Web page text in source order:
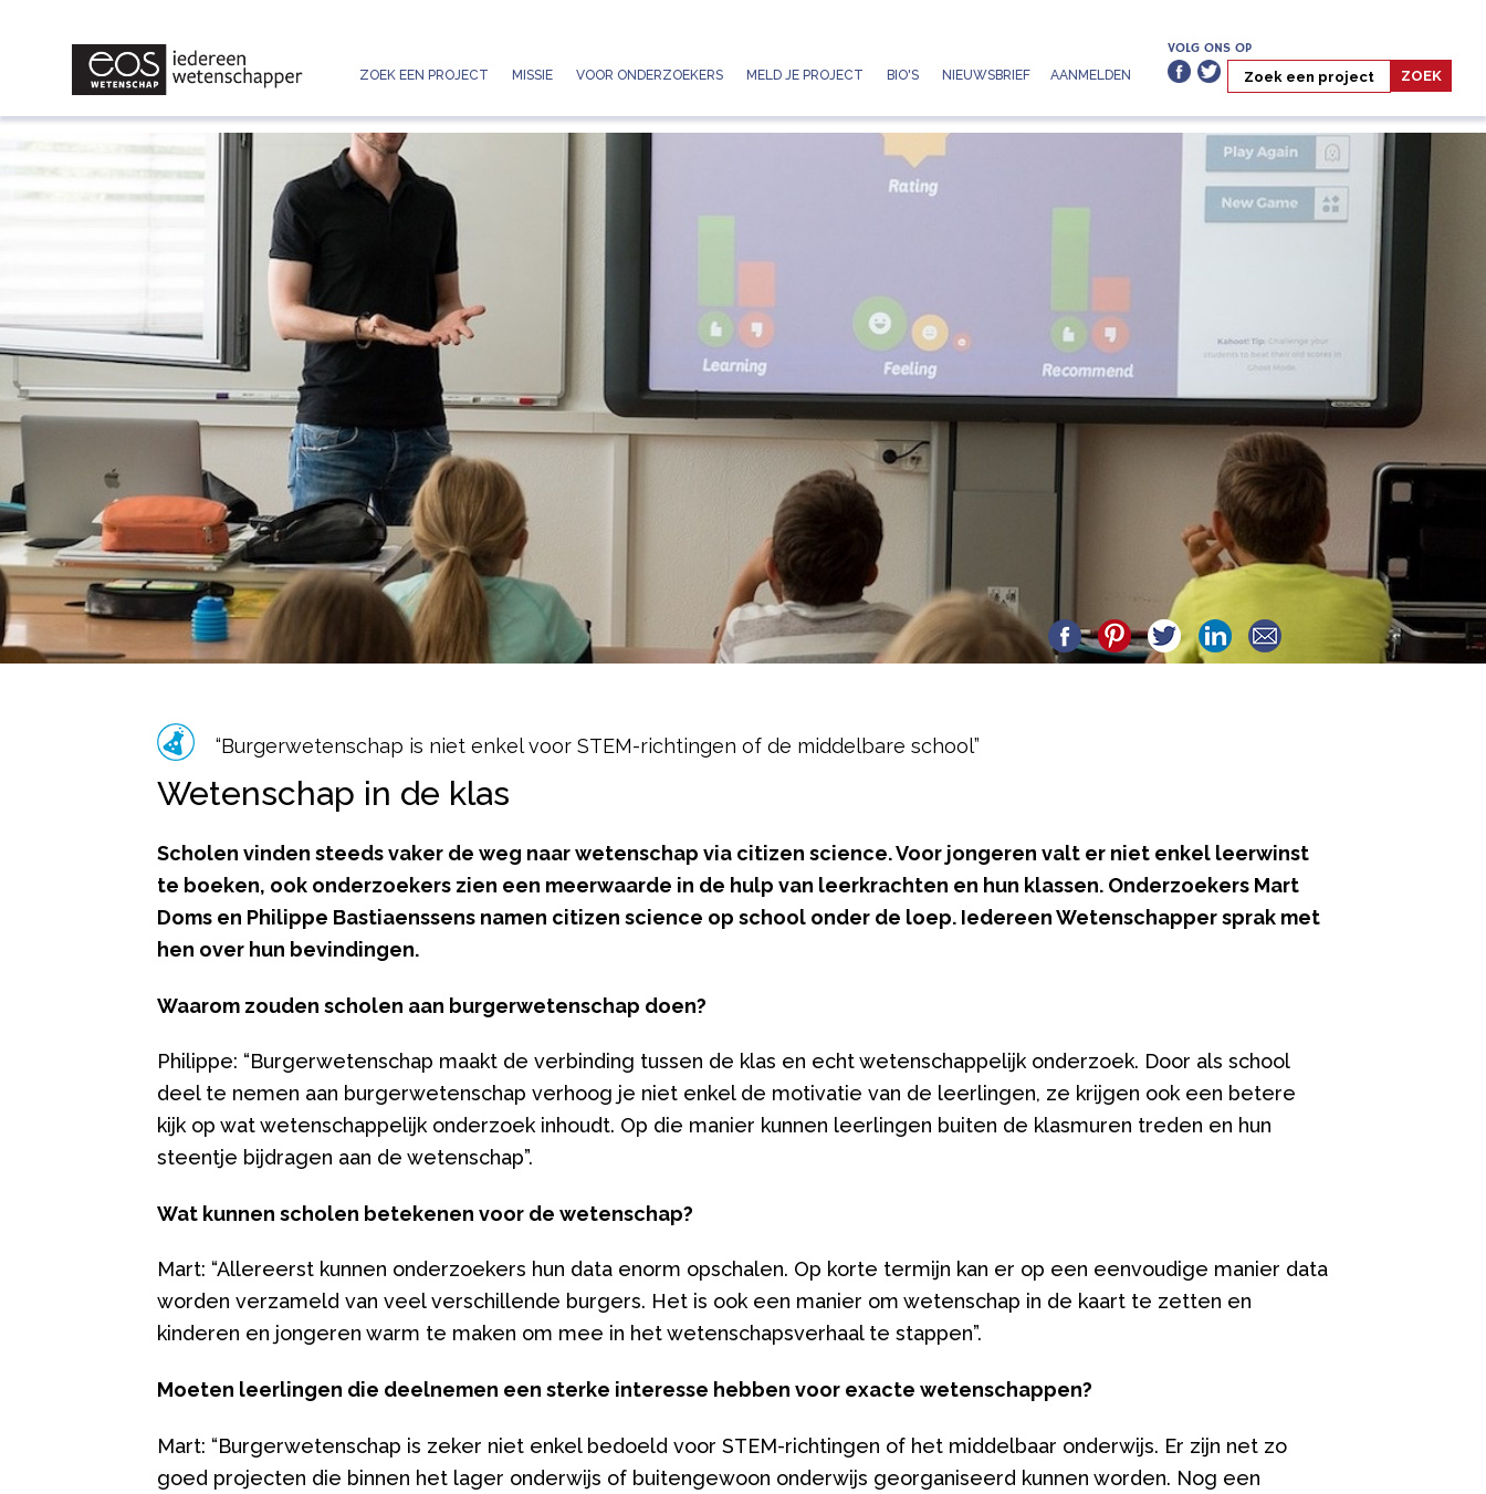
ZOEK EEN PROJECT MISSIE VOOR ONDERZOEKERS MELD JE PROJECT BIO'S NIEUWSBRIEF AANMELDEN
VOLG ONS OP
“Burgerwetenschap is niet enkel voor STEM-richtingen of de middelbare school”
Wetenschap in de klas
Scholen vinden steeds vaker de weg naar wetenschap via citizen science. Voor jongeren valt er niet enkel leerwinst
te boeken, ook onderzoekers zien een meerwaarde in de hulp van leerkrachten en hun klassen. Onderzoekers Mart
Doms en Philippe Bastiaenssens namen citizen science op school onder de loep. Iedereen Wetenschapper sprak met
hen over hun bevindingen.
Waarom zouden scholen aan burgerwetenschap doen?
Philippe: “Burgerwetenschap maakt de verbinding tussen de klas en echt wetenschappelijk onderzoek. Door als school
deel te nemen aan burgerwetenschap verhoog je niet enkel de motivatie van de leerlingen, ze krijgen ook een betere
kijk op wat wetenschappelijk onderzoek inhoudt. Op die manier kunnen leerlingen buiten de klasmuren treden en hun
steentje bijdragen aan de wetenschap”.
Wat kunnen scholen betekenen voor de wetenschap?
Mart: “Allereerst kunnen onderzoekers hun data enorm opschalen. Op korte termijn kan er op een eenvoudige manier data
worden verzameld van veel verschillende burgers. Het is ook een manier om wetenschap in de kaart te zetten en
kinderen en jongeren warm te maken om mee in het wetenschapsverhaal te stappen”.
Moeten leerlingen die deelnemen een sterke interesse hebben voor exacte wetenschappen?
Mart: “Burgerwetenschap is zeker niet enkel bedoeld voor STEM-richtingen of het middelbaar onderwijs. Er zijn net zo
goed projecten die binnen het lager onderwijs of buitengewoon onderwijs georganiseerd kunnen worden. Nog een